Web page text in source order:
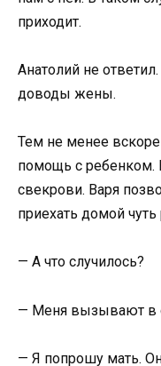
приходит.
Анатолий не
доводы жены.
Тем не менее
помощь с ребенком.
свекрови. Варя
приехать домой
— А что случилось?
— Меня вызывают в
— Я попрошу мать.